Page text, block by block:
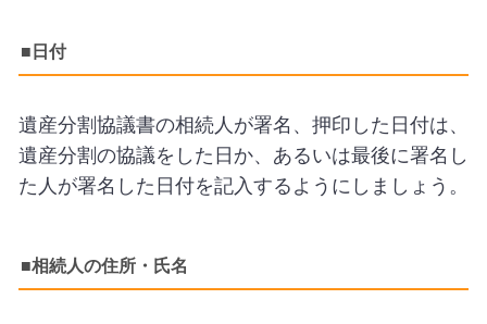
■日付
遺産分割協議書の相続人が署名、押印した日付は、
遺産分割の協議をした日か、あるいは最後に署名し
た人が署名した日付を記入するようにしましょう。
■相続人の住所・氏名